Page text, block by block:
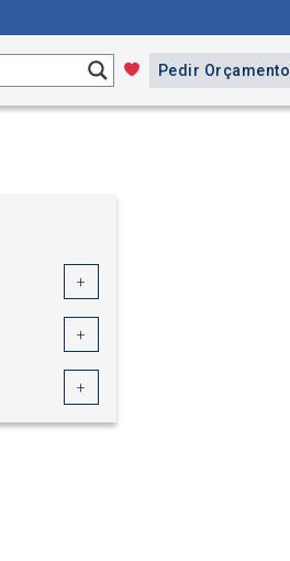
Pedir Orçamento